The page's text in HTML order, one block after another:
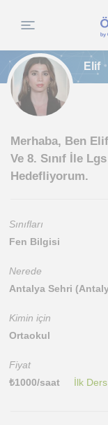
Elif
Merhaba, Ben
Ve 8. Sınıf İle
Hedefliyorum.
Sınıfları
Fen Bilgisi
Nerede
Antalya Sehri
Kimin için
Ortaokul
Fiyat
₺1000/saat İlk